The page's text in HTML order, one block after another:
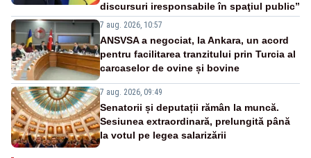
discursuri iresponsabile în spaţiul public”
7 aug. 2026, 10:57
ANSVSA a negociat, la Ankara, un acord
pentru facilitarea tranzitului prin Turcia al
carcaselor de ovine și bovine
7 aug. 2026, 09:49
Senatorii și deputații rămân la muncă.
Sesiunea extraordinară, prelungită până
la votul pe legea salarizării